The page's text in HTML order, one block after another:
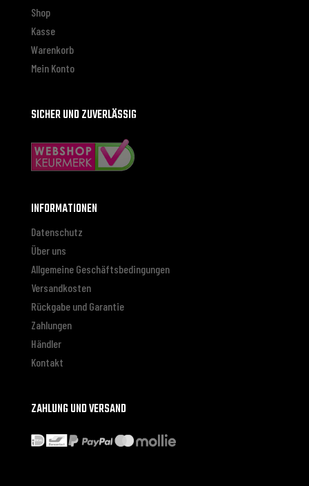
Shop
Kasse
Warenkorb
Mein Konto
SICHER UND ZUVERLÄSSIG
INFORMATIONEN
Datenschutz
Über uns
Allgemeine Geschäftsbedingungen
Versandkosten
Rückgabe und Garantie
Zahlungen
Händler
Kontakt
ZAHLUNG UND VERSAND